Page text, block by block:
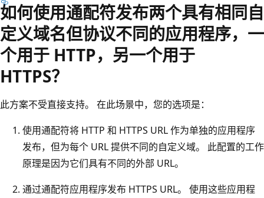
如何使用通配符发布两个具有相同自
定义域名但协议不同的应用程序，一
个用于 HTTP，另一个用于
HTTPS？
此方案不受直接支持。 在此场景中，您的选项是：
使用通配符将 HTTP 和 HTTPS URL 作为单独的应用程序
发布，但为每个 URL 提供不同的自定义域。 此配置的工作
原理是因为它们具有不同的外部 URL。
通过通配符应用程序发布 HTTPS URL。 使用这些应用程